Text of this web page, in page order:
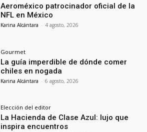
Aeroméxico patrocinador oficial de la
NFL en México
Karina Alcántara - 4 agosto, 2026
Gourmet
La guía imperdible de dónde comer
chiles en nogada
Karina Alcántara - 6 agosto, 2026
Elección del editor
La Hacienda de Clase Azul: lujo que
inspira encuentros